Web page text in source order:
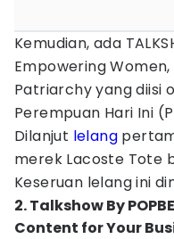
Kemudian, ada
Empowering
Patriarchy yang diisi
Perempuan Hari Ini
Dilanjut lelang
merek Lacoste Tote
Keseruan lelang ini
2. Talkshow By
Content for Your